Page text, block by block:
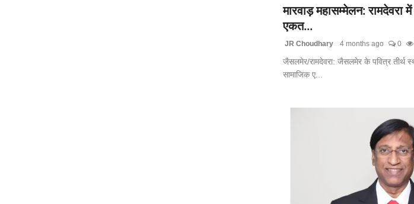
मारवाड़ महासम्मेलन: रामदेवरा
एकत...
JR Choudhary 4 months ago 0
जैसलमेर/रामदेवरा: जैसलमेर के पवित्र तीर्थ
सामाजिक ए...